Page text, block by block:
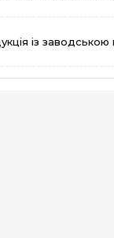
із заводською